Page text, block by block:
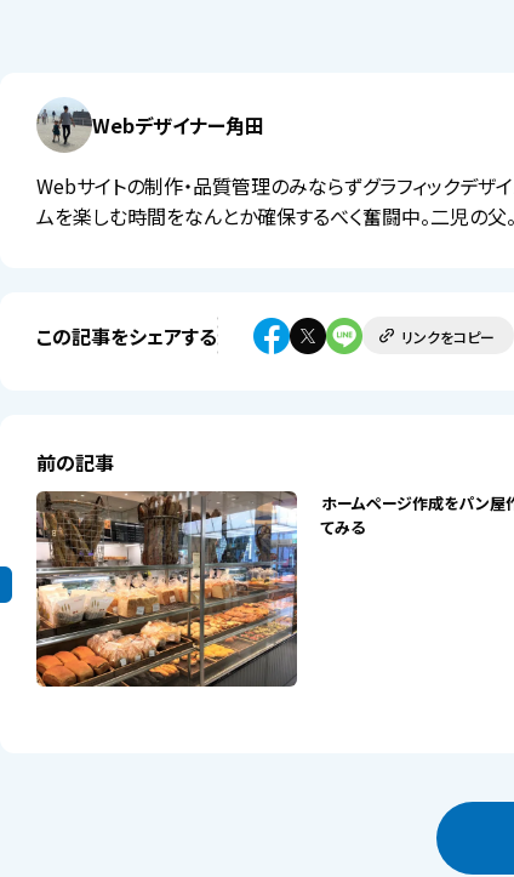
Webデザイナー角田
Webサイトの制作・品質管理のみならずグラフィックデザ
ムを楽しむ時間をなんとか確保するべく奮闘中。二児の父。
この記事をシェアする リンクをコピー
前の記事
ホームページ作成をパン屋
てみる